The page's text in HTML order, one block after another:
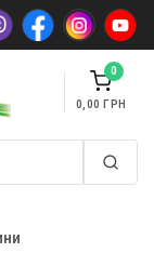
0
0,00